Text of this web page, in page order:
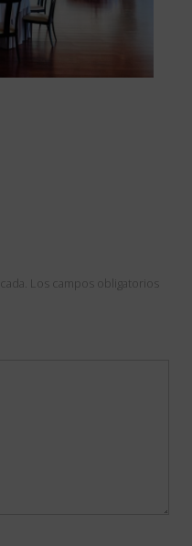
Los campos obligatorios